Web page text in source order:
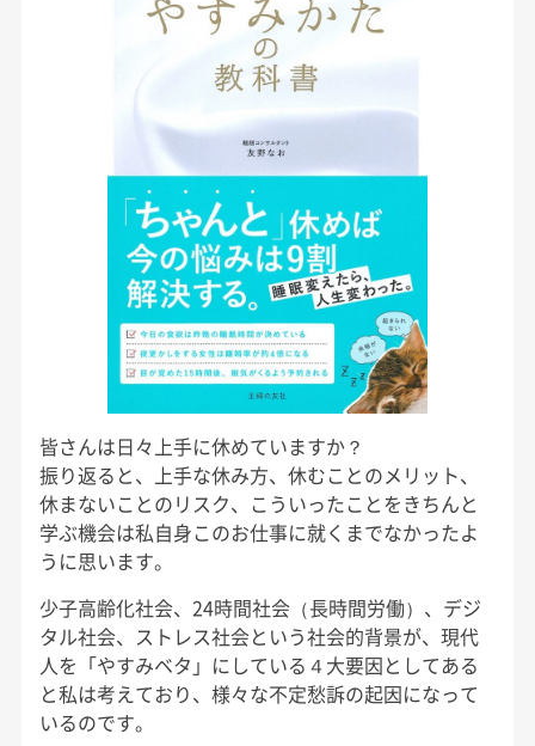
皆さんは日々上手に休めていますか？
振り返ると、上手な休み方、休むことのメリット、
休まないことのリスク、こういったことをきちんと
学ぶ機会は私自身このお仕事に就くまでなかったよ
うに思います。
少子高齢化社会、24時間社会（長時間労働）、デジ
タル社会、ストレス社会という社会的背景が、現代
人を「やすみベタ」にしている４大要因としてある
と私は考えており、様々な不定愁訴の起因になって
いるのです。